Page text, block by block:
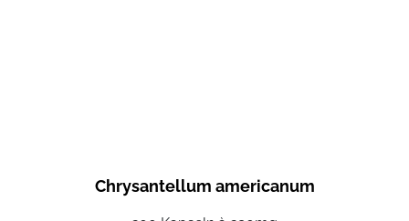
Chrysantellum americanum